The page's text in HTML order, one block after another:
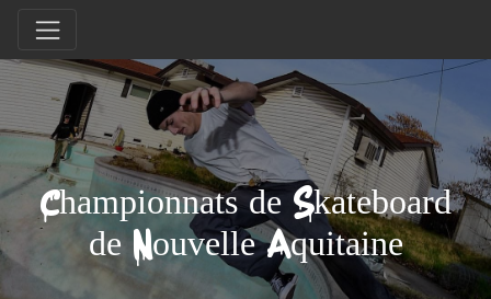
Championnats de Skateboard
de Nouvelle Aquitaine